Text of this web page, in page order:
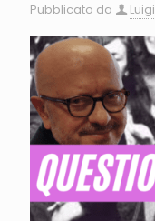
Pubblicato da